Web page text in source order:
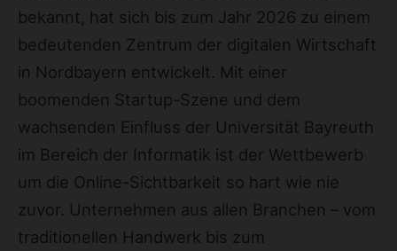
bekannt, hat sich bis zum Jahr 2026 zu einem
bedeutenden Zentrum der digitalen Wirtschaft
in Nordbayern entwickelt. Mit einer
boomenden Startup-Szene und dem
wachsenden Einfluss der Universität Bayreuth
im Bereich der Informatik ist der Wettbewerb
um die Online-Sichtbarkeit so hart wie nie
zuvor. Unternehmen aus allen Branchen – vom
traditionellen Handwerk bis zum